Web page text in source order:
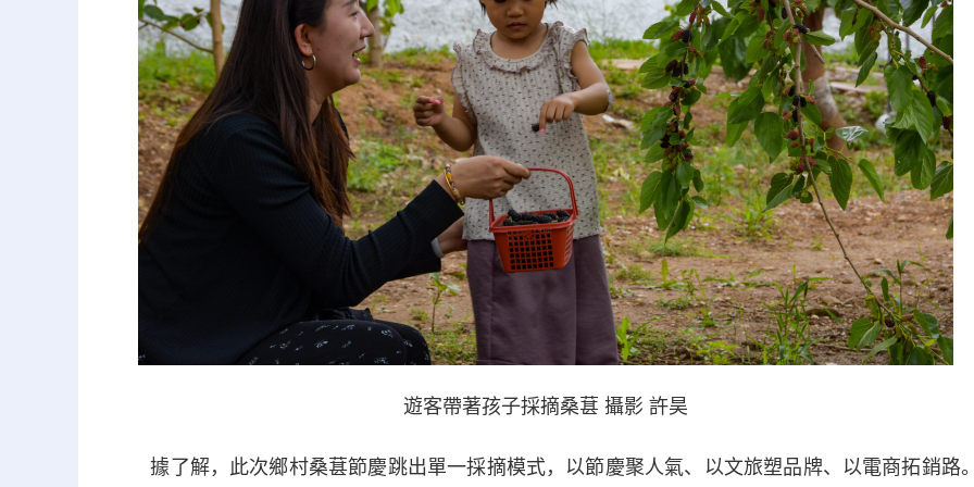
遊客帶著孩子採摘桑葚 攝影 許昊
據了解，此次鄉村桑葚節慶跳出單一採摘模式，以節慶聚人氣、以文旅塑品牌、以電商拓銷路